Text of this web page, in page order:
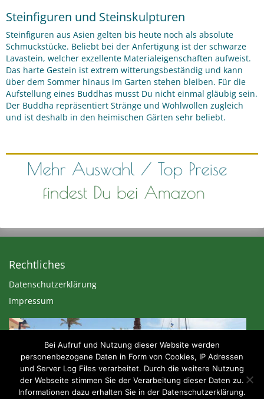
Steinfiguren und Steinskulpturen
Steinfiguren aus Asien gelten bis heute noch als absolute
Schmuckstücke. Beliebt bei der Anfertigung ist der schwarze
Lavastein, welcher exzellente Materialeigenschaften aufweist.
Das harte Gestein ist extrem witterungsbeständig und kann
über dem Sommer hinaus im Garten stehen bleiben. Für die
Aufstellung eines Buddhas musst Du nicht einmal gläubig sein.
Der Buddha repräsentiert Stränge und Wohlwollen zugleich
und ist deshalb in den heimischen Gärten sehr beliebt.
Rechtliches
Datenschutzerklärung
Impressum
Bei Aufruf und Nutzung dieser Website werden
personenbezogene Daten in Form von Cookies, IP Adressen
und Server Log Files verarbeitet. Durch die weitere Nutzung
der Webseite stimmen Sie der Verarbeitung dieser Daten zu.
Informationen dazu erhalten Sie in der Datenschutzerklärung.